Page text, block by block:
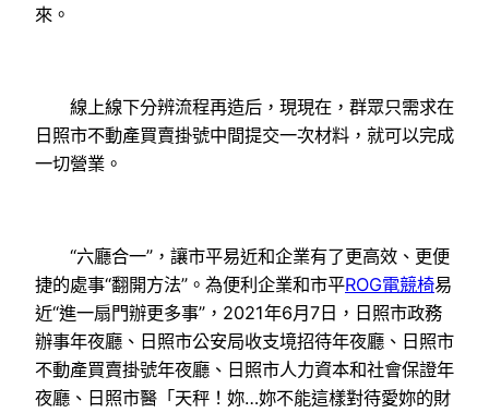
來。
線上線下分辨流程再造后，現現在，群眾只需求在
日照市不動產買賣掛號中間提交一次材料，就可以完成
一切營業。
“六廳合一”，讓市平易近和企業有了更高效、更便
捷的處事“翻開方法”。為便利企業和市平ROG電競椅易
近“進一扇門辦更多事”，2021年6月7日，日照市政務
辦事年夜廳、日照市公安局收支境招待年夜廳、日照市
不動產買賣掛號年夜廳、日照市人力資本和社會保證年
夜廳、日照市醫「天秤！妳…妳不能這樣對待愛妳的財